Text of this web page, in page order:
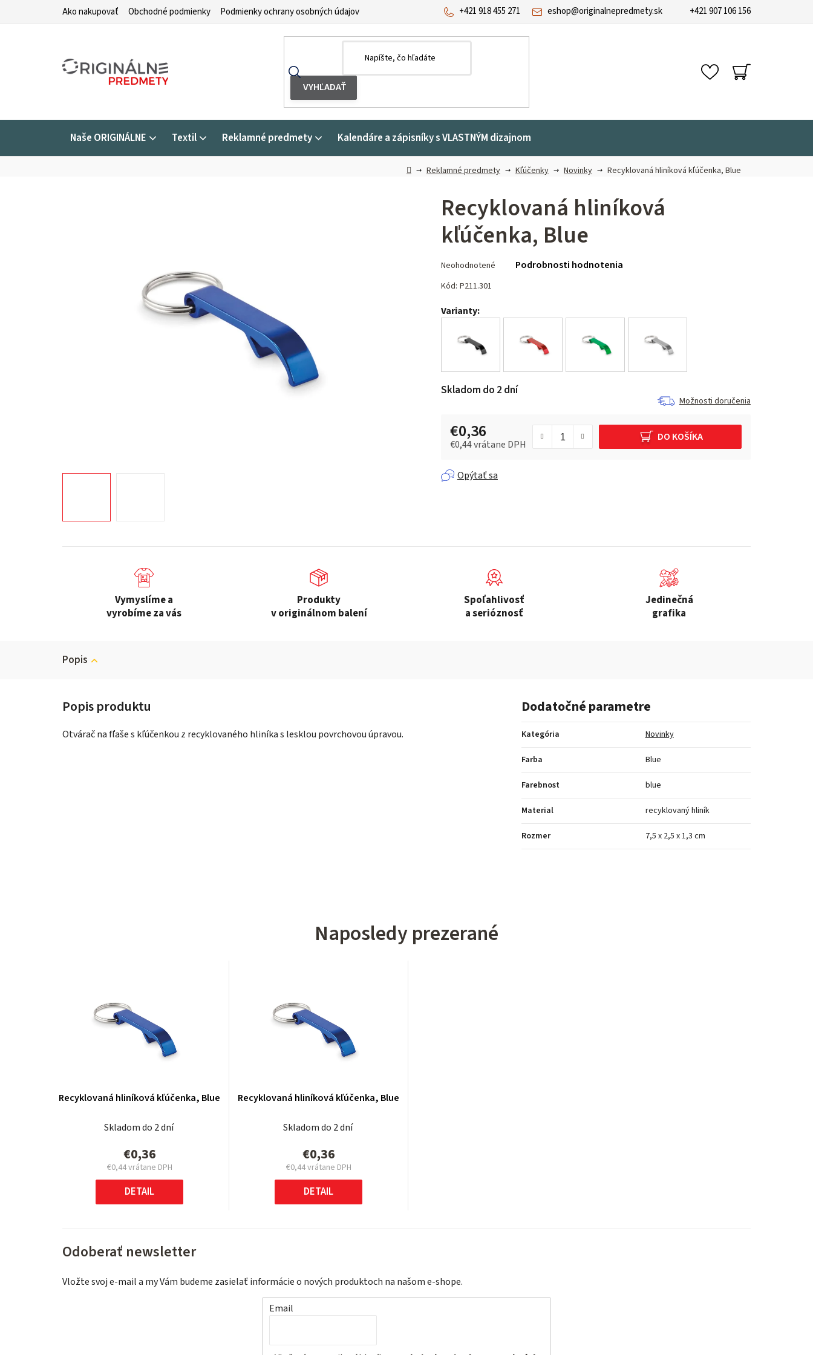
Ako nakupovať Obchodné podmienky Podmienky ochrany osobných údajov eshop@originalnepredmety.sk
+421 918 455 271 +421 907 106 156
NÁKUPNÝ
KOŠÍK
Naše ORIGINÁLNE Textil Reklamné predmety Kalendáre a zápisníky s VLASTNÝM dizajnom
DomovReklamné predmety Kľúčenky Novinky Recyklovaná hliníková kľúčenka, Blue
Recyklovaná hliníková
kľúčenka, Blue
hodnotenie
produktu
0,0
hviezdičiek.
Neohodnotené Podrobnosti hodnotenia
Kód: P211.301
Varianty:
Skladom do 2 dní
Možnosti doručenia
€0,36
€0,44 vrátane DPH
DO KOŠÍKA
Opýtať sa
Vymyslíme a
vyrobíme za vás
Produkty
v originálnom balení
Spoľahlivosť
a serióznosť
Jedinečná
grafika
Popis
Otvárač na fľaše s kľúčenkou z recyklovaného hliníka s lesklou povrchovou úpravou.
Dodatočné parametre
Kategória Novinky
Farba Blue
Farebnost blue
Material recyklovaný hliník
Rozmer 7,5 x 2,5 x 1,3 cm
Naposledy prezerané
Recyklovaná hliníková kľúčenka, Blue
Skladom do 2 dní
€0,36
€0,44 vrátane DPH
Jednotková
cena:
DETAIL
Recyklovaná hliníková kľúčenka, Blue
Skladom do 2 dní
€0,36
€0,44 vrátane DPH
Jednotková
cena:
DETAIL
Odoberať newsletter
Vložte svoj e-mail a my Vám budeme zasielať informácie o nových produktoch na našom e-shope.
Email